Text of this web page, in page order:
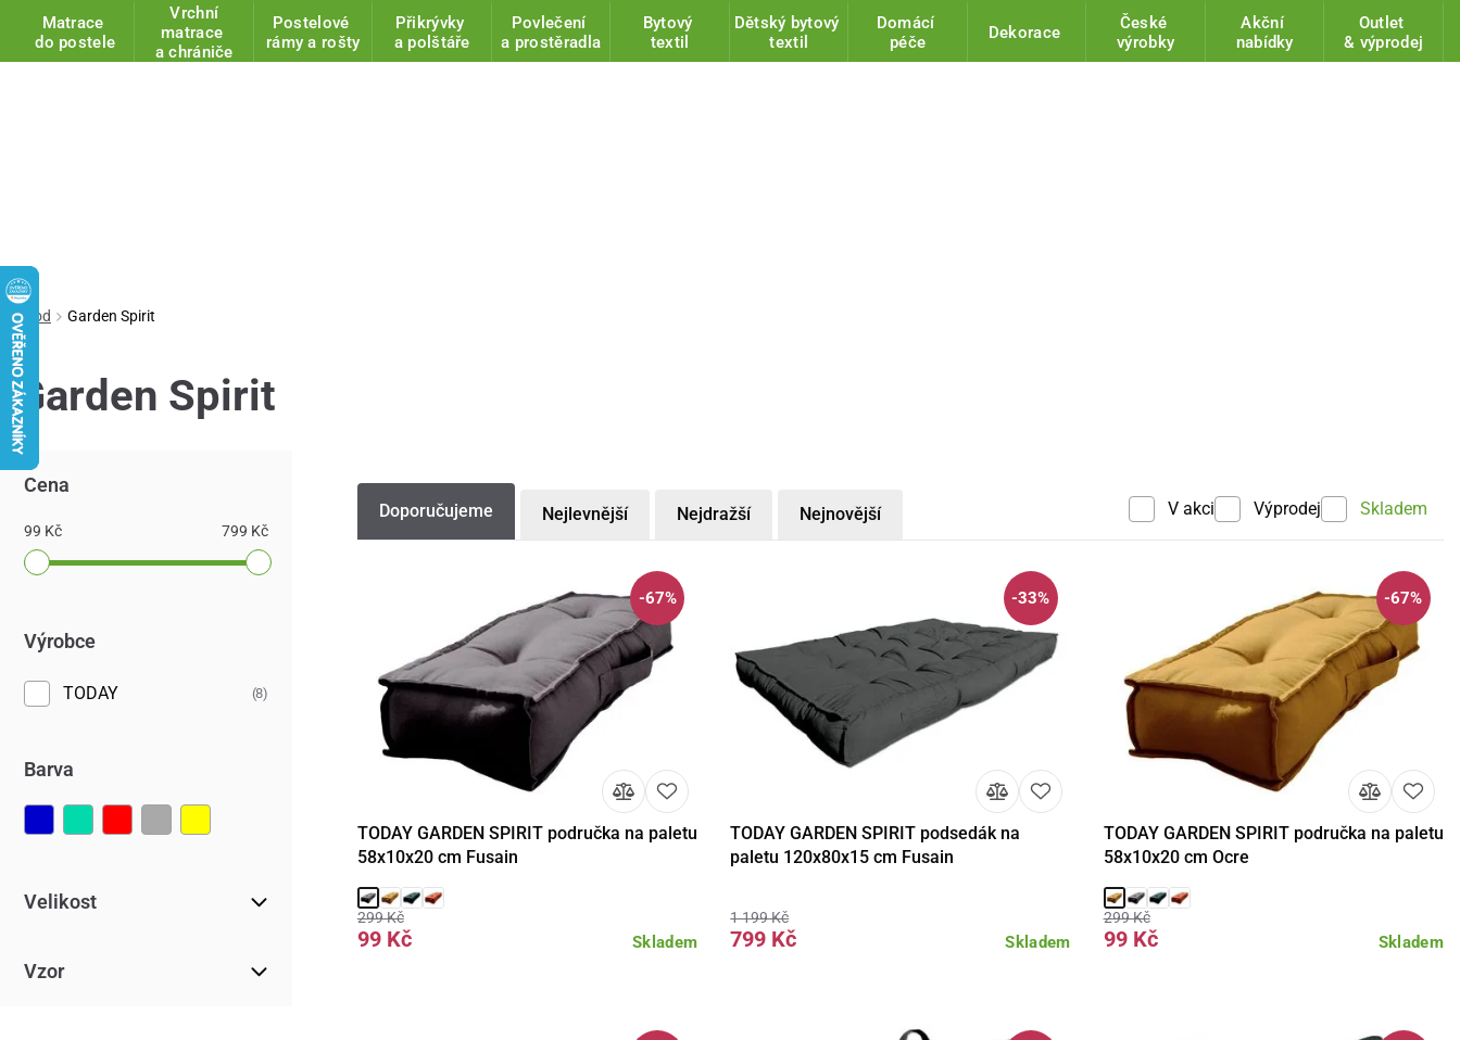
Matrace
do postele
Vrchní
matrace
a chrániče
Postelové
rámy a rošty
Přikrývky
a polštáře
Povlečení
a prostěradla
Bytový
textil
Dětský bytový
textil
Domácí
péče
Dekorace
České
výrobky
Akční
nabídky
Outlet
& výprodej
Úvod Garden Spirit
Garden Spirit
Cena
99 Kč 799 Kč
Výrobce
TODAY (8)
Barva
Velikost
Vzor
Doporučujeme Nejlevnější Nejdražší Nejnovější V akci Výprodej Skladem
-67%
Detail Do košíku
TODAY GARDEN SPIRIT područka na paletu
58x10x20 cm Fusain
Skladem
299 Kč
99 Kč
-33%
Detail Do košíku
TODAY GARDEN SPIRIT podsedák na
paletu 120x80x15 cm Fusain
Skladem
1 199 Kč
799 Kč
-67%
Detail Do košíku
TODAY GARDEN SPIRIT područka na paletu
58x10x20 cm Ocre
Skladem
299 Kč
99 Kč